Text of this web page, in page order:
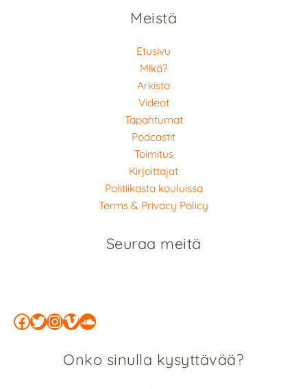
Meistä
Etusivu
Mikä?
Arkisto
Videot
Tapahtumat
Podcastit
Toimitus
Kirjoittajat
Politiikasta kouluissa
Terms & Privacy Policy
Seuraa meitä
Facebook
Twitter
Instagram
Vimeo
SoundCloud
Onko sinulla kysyttävää?